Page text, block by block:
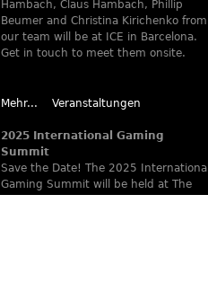
Hambach, Claus Hambach, Phillip
Beumer and Christina Kirichenko from
our team will be at ICE in Barcelona.
Get in touch to meet them onsite.
Mehr... Veranstaltungen
2025 International Gaming
Summit
Save the Date! The 2025 International
Gaming Summit will be held at The